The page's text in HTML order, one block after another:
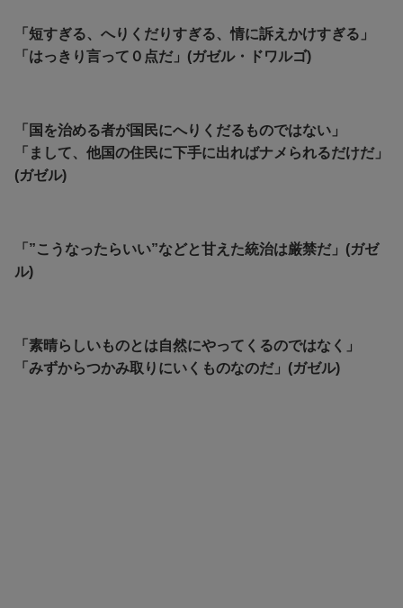
「短すぎる、へりくだりすぎる、情に訴えかけすぎる」
「はっきり言って０点だ」(ガゼル・ドワルゴ)
「国を治める者が国民にへりくだるものではない」
「まして、他国の住民に下手に出ればナメられるだけだ」
(ガゼル)
「”こうなったらいい”などと甘えた統治は厳禁だ」(ガゼ
ル)
「素晴らしいものとは自然にやってくるのではなく」
「みずからつかみ取りにいくものなのだ」(ガゼル)